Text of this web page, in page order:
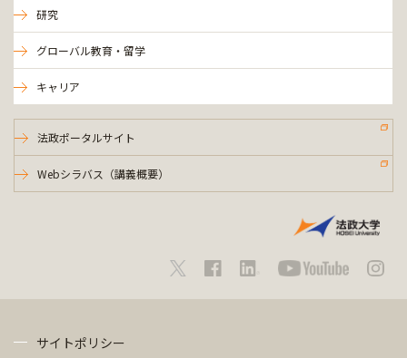
研究
グローバル教育・留学
キャリア
法政ポータルサイト
Webシラバス（講義概要）
サイトポリシー